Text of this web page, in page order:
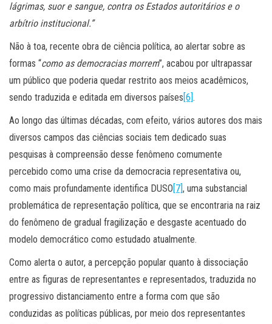
lágrimas, suor e sangue, contra os Estados autoritários e o
arbítrio institucional.”
Não à toa, recente obra de ciência política, ao alertar sobre as
formas “como as democracias morrem”, acabou por ultrapassar
um público que poderia quedar restrito aos meios acadêmicos,
sendo traduzida e editada em diversos países[6].
Ao longo das últimas décadas, com efeito, vários autores dos mais
diversos campos das ciências sociais tem dedicado suas
pesquisas à compreensão desse fenômeno comumente
percebido como uma crise da democracia representativa ou,
como mais profundamente identifica DUSO[7], uma substancial
problemática de representação política, que se encontraria na raiz
do fenômeno de gradual fragilização e desgaste acentuado do
modelo democrático como estudado atualmente.
Como alerta o autor, a percepção popular quanto à dissociação
entre as figuras de representantes e representados, traduzida no
progressivo distanciamento entre a forma com que são
conduzidas as políticas públicas, por meio dos representantes